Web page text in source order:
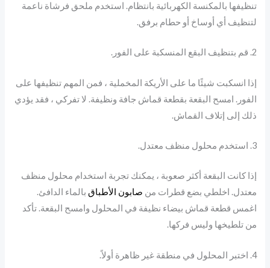
تنظيفها بالمكنسة الكهربائية بانتظام. استخدم ملحق فرشاة ناعمة
لتنظيف أي أوساخ أو حطام برفق.
2. قم بتنظيف البقع المنسكبة على الفور.
إذا انسكبت شيئًا ما على الأريكة المخملية ، فمن المهم تنظيفها على
الفور. امسح البقعة بقطعة قماش جافة ونظيفة. لا تفركي ، فقد يؤدي
ذلك إلى إتلاف القماش.
3. استخدم محلول منظف معتدل.
إذا كانت البقعة أكثر صعوبة ، يمكنك تجربة استخدام محلول منظف
معتدل. اخلطي بضع قطرات من صابون الأطباق بالماء الدافئ.
اغمس قطعة قماش بيضاء نظيفة في المحلول وامسح البقعة. تأكد
من تلطيخها وليس فركها.
4. اختبر المحلول في منطقة غير ظاهرة أولاً.